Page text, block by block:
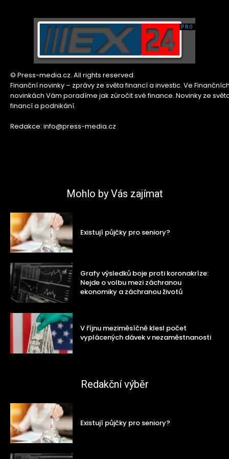
© Press-media.cz. All rights reserved.
Finanční novinky – zprávy ze světa financí a investic. Ve
novinkách Vám poradíme jak zúročit své finance. Novinky ze
financí a podnikání.
Redakce: info@press-media.cz
Mohlo by Vás zajímat
Existují půjčky pro seniory?
Grafy výsledků boje proti koronakríze:
Nejde o volbu mezi záchranou
ekonomiky a záchranou životů
V říjnu meziměsíčně klesl počet
vyplácených dávek v nezaměstnanosti
Redakční výběr
Existují půjčky pro seniory?